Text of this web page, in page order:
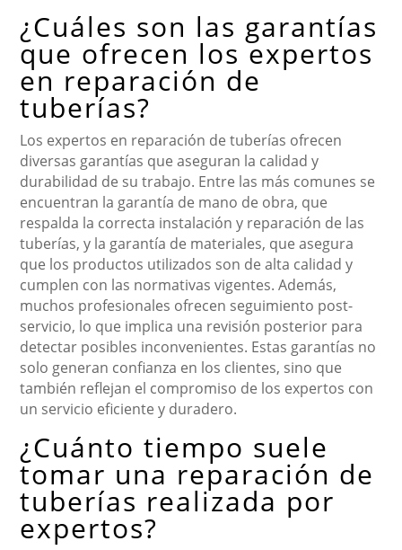
¿Cuáles son las garantías
que ofrecen los expertos
en reparación de
tuberías?
Los expertos en reparación de tuberías ofrecen
diversas garantías que aseguran la calidad y
durabilidad de su trabajo. Entre las más comunes se
encuentran la garantía de mano de obra, que
respalda la correcta instalación y reparación de las
tuberías, y la garantía de materiales, que asegura
que los productos utilizados son de alta calidad y
cumplen con las normativas vigentes. Además,
muchos profesionales ofrecen seguimiento post-
servicio, lo que implica una revisión posterior para
detectar posibles inconvenientes. Estas garantías no
solo generan confianza en los clientes, sino que
también reflejan el compromiso de los expertos con
un servicio eficiente y duradero.
¿Cuánto tiempo suele
tomar una reparación de
tuberías realizada por
expertos?